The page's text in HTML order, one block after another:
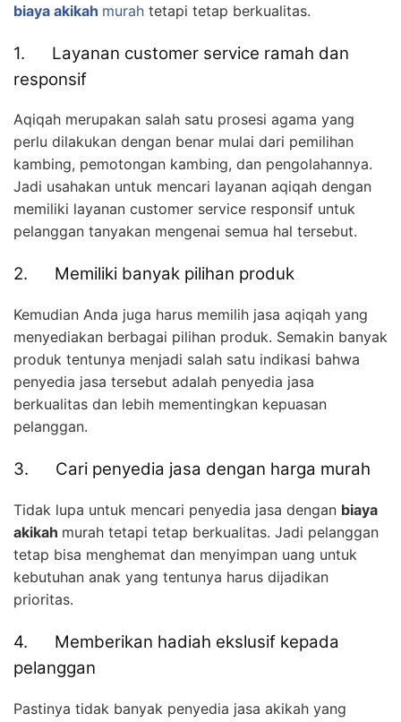
biaya akikah murah tetapi tetap berkualitas.
1. Layanan customer service ramah dan
responsif
Aqiqah merupakan salah satu prosesi agama yang
perlu dilakukan dengan benar mulai dari pemilihan
kambing, pemotongan kambing, dan pengolahannya.
Jadi usahakan untuk mencari layanan aqiqah dengan
memiliki layanan customer service responsif untuk
pelanggan tanyakan mengenai semua hal tersebut.
2. Memiliki banyak pilihan produk
Kemudian Anda juga harus memilih jasa aqiqah yang
menyediakan berbagai pilihan produk. Semakin banyak
produk tentunya menjadi salah satu indikasi bahwa
penyedia jasa tersebut adalah penyedia jasa
berkualitas dan lebih mementingkan kepuasan
pelanggan.
3. Cari penyedia jasa dengan harga murah
Tidak lupa untuk mencari penyedia jasa dengan biaya
akikah murah tetapi tetap berkualitas. Jadi pelanggan
tetap bisa menghemat dan menyimpan uang untuk
kebutuhan anak yang tentunya harus dijadikan
prioritas.
4. Memberikan hadiah ekslusif kepada
pelanggan
Pastinya tidak banyak penyedia jasa akikah yang